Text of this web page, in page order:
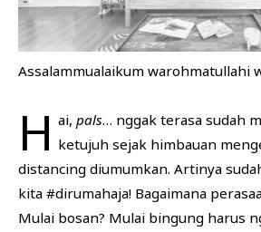
Assalammualaikum warohmatullahi
H ai, pals… nggak terasa sudah
ketujuh sejak himbauan
distancing diumumkan. Artinya
kita #dirumahaja! Bagaimana
Mulai bosan? Mulai bingung harus